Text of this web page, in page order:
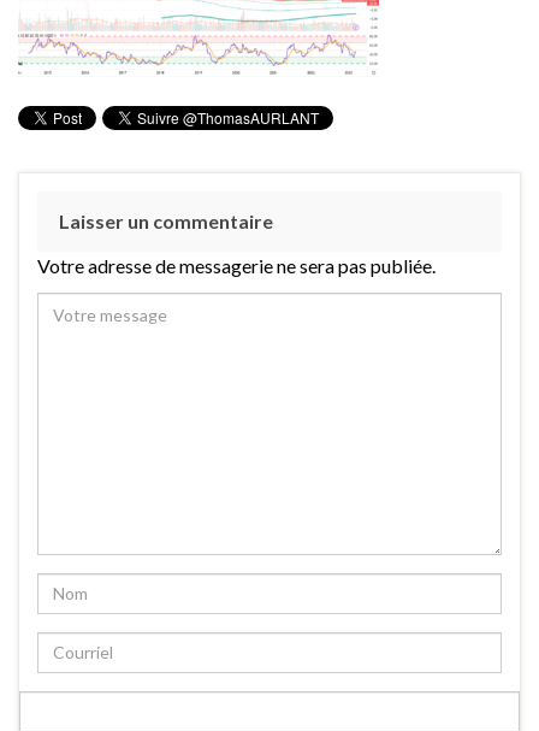
Laisser un commentaire
Votre adresse de messagerie ne sera pas publiée.